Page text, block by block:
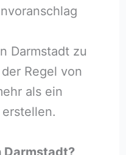
Darmstadt zu
Regel von
als ein
Darmstadt?